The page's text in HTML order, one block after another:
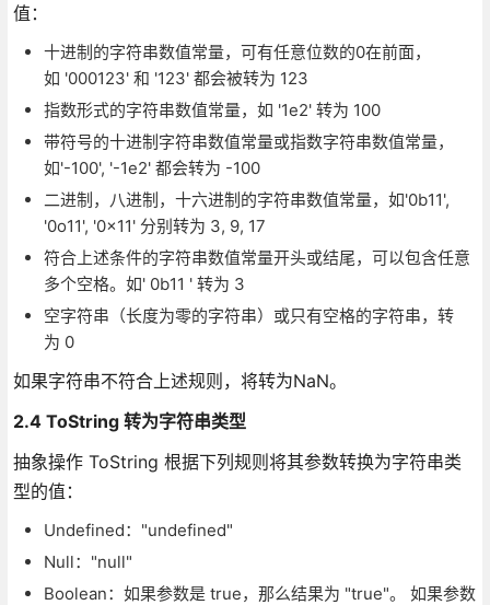
值：
十进制的字符串数值常量，可有任意位数的0在前面，
如 '000123' 和 '123' 都会被转为 123
指数形式的字符串数值常量，如 '1e2' 转为 100
带符号的十进制字符串数值常量或指数字符串数值常量，
如'-100', '-1e2' 都会转为 -100
二进制，八进制，十六进制的字符串数值常量，如'0b11',
'0o11', '0x11' 分别转为 3, 9, 17
符合上述条件的字符串数值常量开头或结尾，可以包含任意
多个空格。如' 0b11 ' 转为 3
空字符串（长度为零的字符串）或只有空格的字符串，转
为 0
如果字符串不符合上述规则，将转为NaN。
2.4 ToString 转为字符串类型
抽象操作 ToString 根据下列规则将其参数转换为字符串类
型的值：
Undefined："undefined"
Null："null"
Boolean：如果参数是 true，那么结果为 "true"。 如果参数